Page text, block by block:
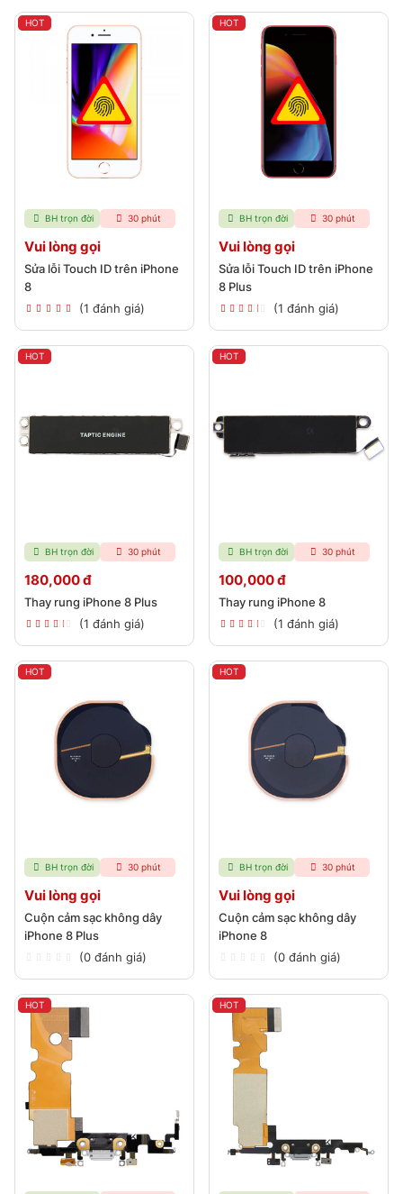
HOT
BH trọn đời 30 phút
Vui lòng gọi
Sửa lỗi Touch ID trên iPhone
8
(1 đánh giá)
HOT
BH trọn đời 30 phút
Vui lòng gọi
Sửa lỗi Touch ID trên iPhone
8 Plus
(1 đánh giá)
HOT
BH trọn đời 30 phút
180,000 đ
Thay rung iPhone 8 Plus
(1 đánh giá)
HOT
BH trọn đời 30 phút
100,000 đ
Thay rung iPhone 8
(1 đánh giá)
HOT
BH trọn đời 30 phút
Vui lòng gọi
Cuộn cảm sạc không dây
iPhone 8 Plus
(0 đánh giá)
HOT
BH trọn đời 30 phút
Vui lòng gọi
Cuộn cảm sạc không dây
iPhone 8
(0 đánh giá)
HOT HOT